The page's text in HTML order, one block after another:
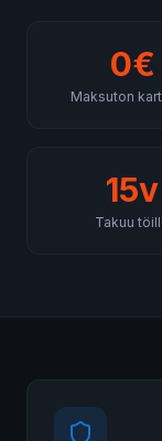
0€
Maksuton
15v
Takuu